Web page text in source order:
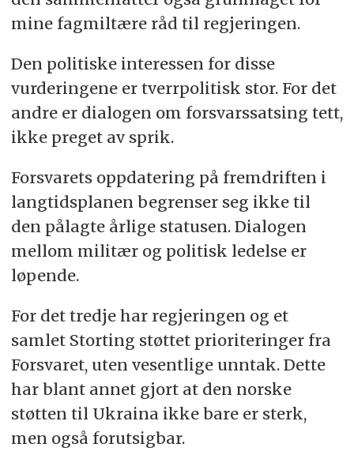
mine fagmiltære råd til regjeringen.
Den politiske interessen for disse
vurderingene er tverrpolitisk stor. For det
andre er dialogen om forsvarssatsing tett,
ikke preget av sprik.
Forsvarets oppdatering på fremdriften i
langtidsplanen begrenser seg ikke til
den pålagte årlige statusen. Dialogen
mellom militær og politisk ledelse er
løpende.
For det tredje har regjeringen og et
samlet Storting støttet prioriteringer fra
Forsvaret, uten vesentlige unntak. Dette
har blant annet gjort at den norske
støtten til Ukraina ikke bare er sterk,
men også forutsigbar.